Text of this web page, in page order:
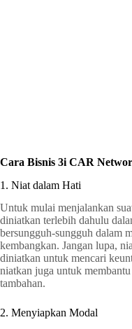
Cara Bisnis 3i CAR
1. Niat dalam Hati
Untuk mulai menjalankan
diniatkan terlebih dahulu
bersungguh-sungguh dalam
kembangkan. Jangan lupa,
diniatkan untuk mencari
niatkan juga untuk
tambahan.
2. Menyiapkan Modal